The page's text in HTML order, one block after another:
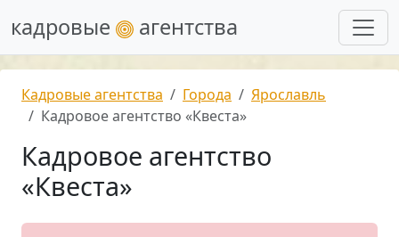
кадровые агентства
Кадровые агентства Города
Ярославль
Кадровое агентство «Квеста»
Кадровое агентство
«Квеста»